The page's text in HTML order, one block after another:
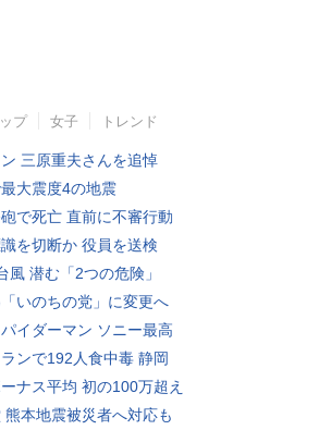
プ 女子 トレンド
三原重夫さんを追悼
大震度4の地震
で死亡 直前に不審行動
を切断か 役員を送検
風 潜む「2つの危険」
いのちの党」に変更へ
イダーマン ソニー最高
ンで192人食中毒 静岡
ナス平均 初の100万超え
熊本地震被災者へ対応も